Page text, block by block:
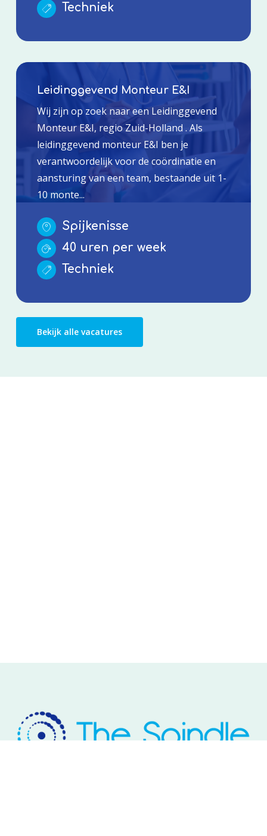
Techniek
Leidinggevend Monteur E&I
Wij zijn op zoek naar een Leidinggevend
Monteur E&I, regio Zuid-Holland . Als
leidinggevend monteur E&I ben je
verantwoordelijk voor de coördinatie en
aansturing van een team, bestaande uit 1-
10 monte...
Spijkenisse
40 uren per week
Techniek
Bekijk alle vacatures